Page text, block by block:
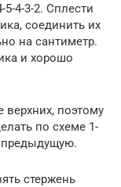
4-3-2. Сплести
соединить их
на сантиметр.
и хорошо
поэтому
по схеме 1-
предыдущую.
стержень